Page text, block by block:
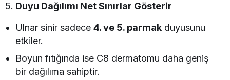
Duyu Dağılımı Net Sınırlar Gösterir
Ulnar sinir sadece4. ve 5. parmak duyusunu
etkiler.
Boyun fıtığında ise C8 dermatomu daha geniş
bir dağılıma sahiptir.